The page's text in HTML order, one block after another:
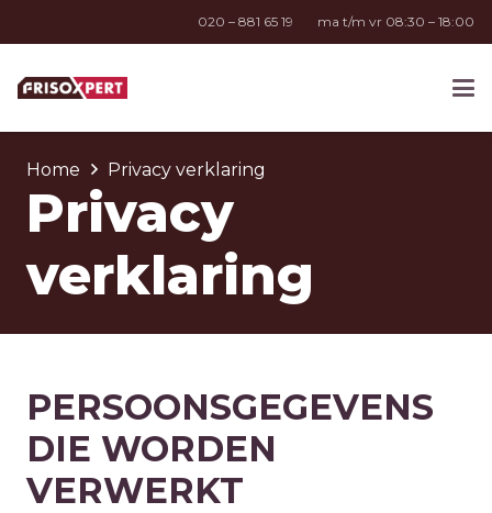
020 – 881 65 19 ma t/m vr 08:30 – 18:00
Home Privacy verklaring
Privacy
verklaring
PERSOONSGEGEVENS
DIE WORDEN
VERWERKT